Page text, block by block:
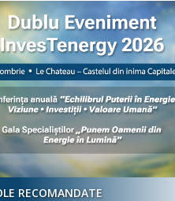
RECOMANDATE